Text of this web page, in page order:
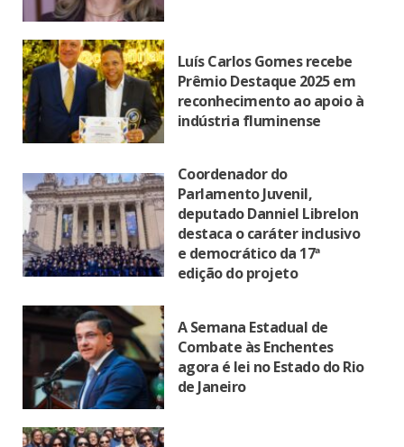
Luís Carlos Gomes recebe
Prêmio Destaque 2025 em
reconhecimento ao apoio à
indústria fluminense
Coordenador do
Parlamento Juvenil,
deputado Danniel Librelon
destaca o caráter inclusivo
e democrático da 17ª
edição do projeto
A Semana Estadual de
Combate às Enchentes
agora é lei no Estado do Rio
de Janeiro